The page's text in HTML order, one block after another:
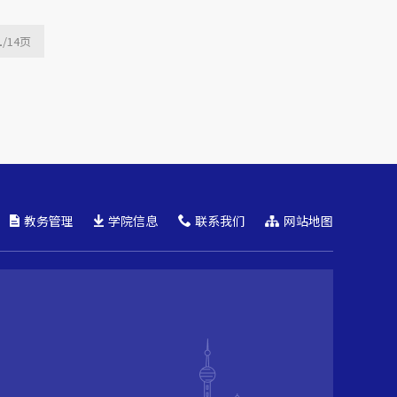
/14页
教务管理 学院信息 联系我们 网站地图